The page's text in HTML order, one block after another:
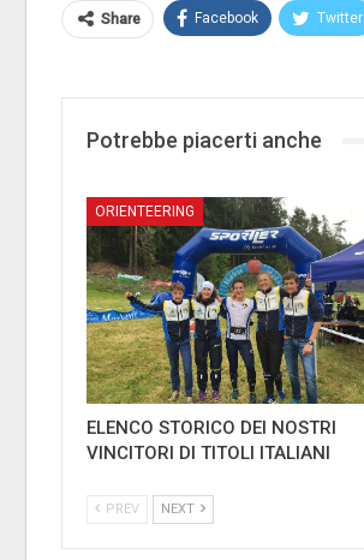
Share Facebook Twitter
Potrebbe piacerti anche
ORIENTEERING
ELENCO STORICO DEI NOSTRI
VINCITORI DI TITOLI ITALIANI
PREV NEXT